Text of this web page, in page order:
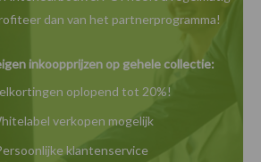
dan van het partnerprogramma!
inkoopprijzen op gehele collectie:
oplopend tot 20%!
verkopen mogelijk
klantenservice